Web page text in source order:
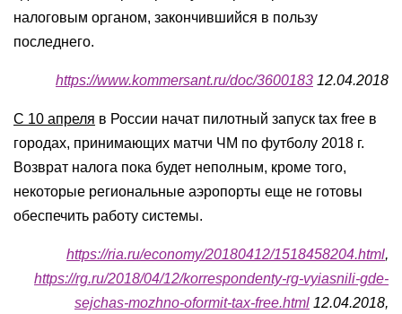
налоговым органом, закончившийся в пользу
последнего.
https://www.kommersant.ru/doc/3600183 12.04.2018
С 10 апреля в России начат пилотный запуск tax free в
городах, принимающих матчи ЧМ по футболу 2018 г.
Возврат налога пока будет неполным, кроме того,
некоторые региональные аэропорты еще не готовы
обеспечить работу системы.
https://ria.ru/economy/20180412/1518458204.html,
https://rg.ru/2018/04/12/korrespondenty-rg-vyiasnili-gde-
sejchas-mozhno-oformit-tax-free.html 12.04.2018,